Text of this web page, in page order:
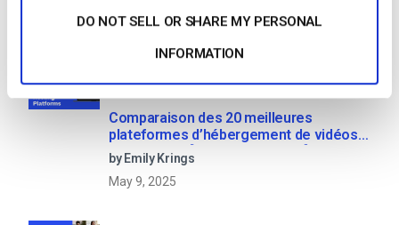
DO NOT SELL OR SHARE MY PERSONAL
INFORMATION
Comparaison des 20 meilleures
plateformes d’hébergement de vidéos
d’entreprise [Updated for 2022]
by Emily Krings
May 9, 2025